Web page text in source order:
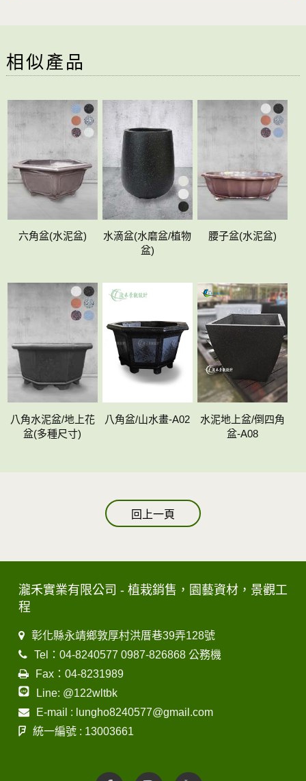
相似產品
六角盆(水泥盆)
水滴盆(水磨盆/植物
盆)
腰子盆(水泥盆)
八角水泥盆/地上花
盆(多種尺寸)
八角盆/山水畫-A02
水泥地上盆/倒四角
盆-A08
回上一頁
瀧禾實業有限公司 - 植栽銷售，園藝資材，景觀工
程
彰化縣永靖鄉敦厚村洪厝巷39弄128號
Tel：04-8240577 0987-826868 公務機
Fax：04-8231989
Line: @122wltbk
E-mail : lungho8240577@gmail.com
統一編號 : 13003661